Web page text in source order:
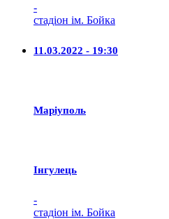
-
стадіон ім. Бойка
11.03.2022 - 19:30
Маріуполь
Iнгулець
-
стадіон ім. Бойка